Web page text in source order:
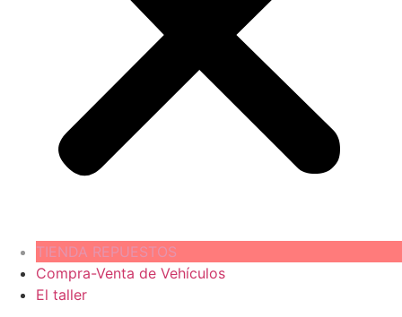
TIENDA REPUESTOS
Compra-Venta de Vehículos
El taller